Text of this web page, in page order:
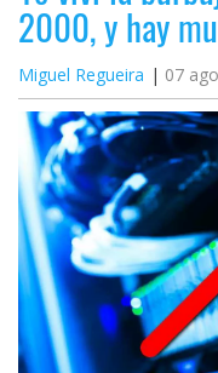
2000, y hay
Miguel Regueira 07